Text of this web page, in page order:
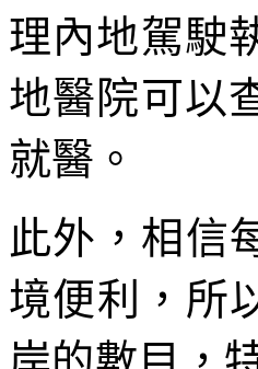
理內地駕駛
地醫院可以
就醫。
此外，相信
境便利，所